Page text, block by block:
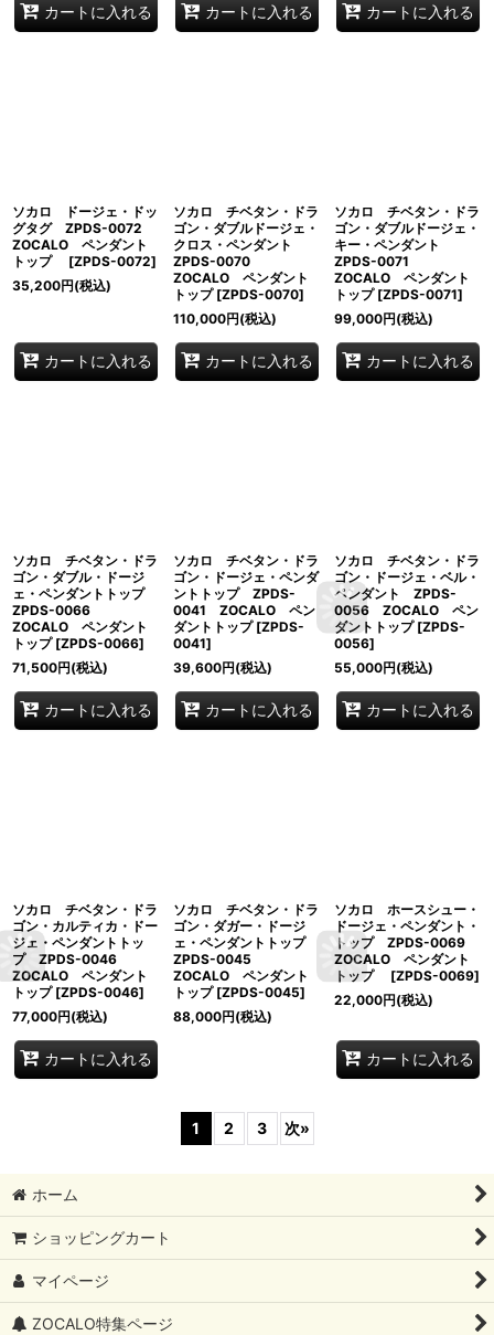
カートに入れる カートに入れる カートに入れる
ソカロ ドージェ・ドッ
グタグ ZPDS-0072
ZOCALO ペンダント
トップ
[ZPDS-0072]
35,200円(税込)
カートに入れる
ソカロ チベタン・ドラ
ゴン・ダブルドージェ・
クロス・ペンダント
ZPDS-0070
ZOCALO ペンダント
トップ [ZPDS-0070]
110,000円(税込)
カートに入れる
ソカロ チベタン・ドラ
ゴン・ダブルドージェ・
キー・ペンダント
ZPDS-0071
ZOCALO ペンダント
トップ [ZPDS-0071]
99,000円(税込)
カートに入れる
ソカロ チベタン・ドラ
ゴン・ダブル・ドージ
ェ・ペンダントトップ
ZPDS-0066
ZOCALO ペンダント
トップ [ZPDS-0066]
71,500円(税込)
カートに入れる
ソカロ チベタン・ドラ
ゴン・ドージェ・ペンダ
ントトップ ZPDS-
0041 ZOCALO ペン
ダントトップ [ZPDS-
0041]
39,600円(税込)
カートに入れる
ソカロ チベタン・ドラ
ゴン・ドージェ・ベル・
ペンダント ZPDS-
0056 ZOCALO ペン
ダントトップ [ZPDS-
0056]
55,000円(税込)
カートに入れる
ソカロ チベタン・ドラ
ゴン・カルティカ・ドー
ジェ・ペンダントトッ
プ ZPDS-0046
ZOCALO ペンダント
トップ [ZPDS-0046]
77,000円(税込)
カートに入れる
ソカロ チベタン・ドラ
ゴン・ダガー・ドージ
ェ・ペンダントトップ
ZPDS-0045
ZOCALO ペンダント
トップ [ZPDS-0045]
88,000円(税込)
ソカロ ホースシュー・
ドージェ・ペンダント・
トップ ZPDS-0069
ZOCALO ペンダント
トップ
[ZPDS-0069]
22,000円(税込)
カートに入れる
1 2 3 次»
ホーム
ショッピングカート
マイページ
ZOCALO特集ページ